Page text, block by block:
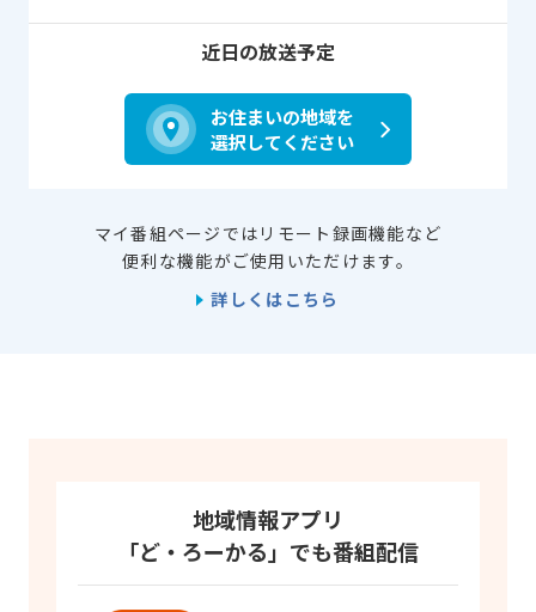
近日の放送予定
お住まいの地域を
選択してください
マイ番組ページではリモート録画機能など
便利な機能がご使用いただけます。
詳しくはこちら
地域情報アプリ
「ど・ろーかる」でも番組配信